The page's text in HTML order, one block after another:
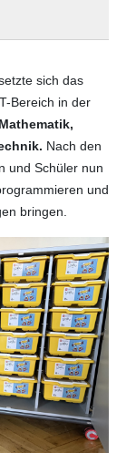
sich das
Bereich in der
Mathematik,
Nach den
und Schüler nun
und
bringen.